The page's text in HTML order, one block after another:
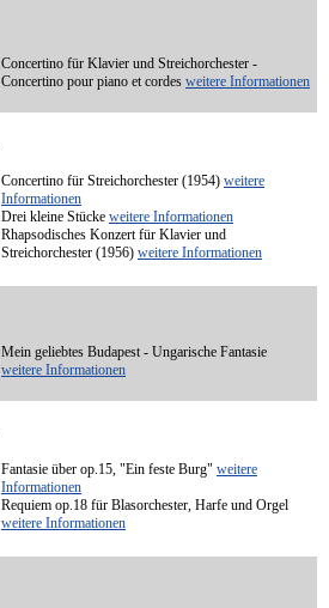
Concertino für Klavier und Streichorchester -
Concertino pour piano et cordes weitere Informationen
Concertino für Streichorchester (1954) weitere
Informationen
Drei kleine Stücke weitere Informationen
Rhapsodisches Konzert für Klavier und
Streichorchester (1956) weitere Informationen
Mein geliebtes Budapest - Ungarische Fantasie
weitere Informationen
Fantasie über op.15, "Ein feste Burg" weitere
Informationen
Requiem op.18 für Blasorchester, Harfe und Orgel
weitere Informationen